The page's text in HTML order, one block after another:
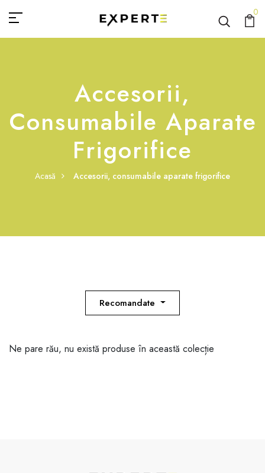
0
Accesorii,
Consumabile Aparate
Frigorifice
Acasă Accesorii, consumabile aparate frigorifice
Recomandate
Ne pare rău, nu există produse în această colecție